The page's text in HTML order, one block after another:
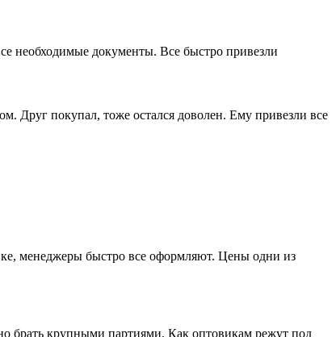
необходимые документы. Все быстро привезли
Друг покупал, тоже остался доволен. Ему привезли все
менеджеры быстро все оформляют. Цены одни из
брать крупными партиями. Как оптовикам режут под